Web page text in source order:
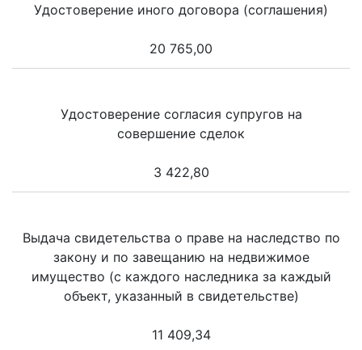
Удостоверение иного договора (соглашения)
20 765,00
Удостоверение согласия супругов на
совершение сделок
3 422,80
Выдача свидетельства о праве на наследство по
закону и по завещанию на недвижимое
имущество (с каждого наследника за каждый
объект, указанный в свидетельстве)
11 409,34